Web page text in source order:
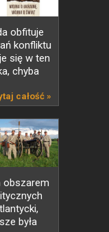
obfituje
konfliktu
się w ten
chyba
całość »
obszarem
była